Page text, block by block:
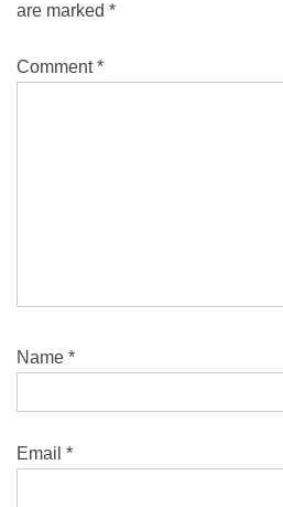
are marked *
Comment*
Name *
Email *